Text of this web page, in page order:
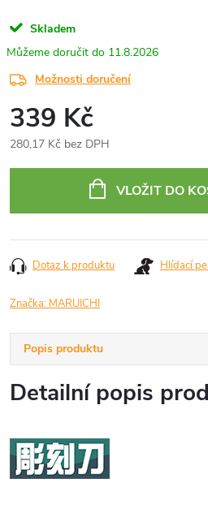
Skladem
11.8.2026
Možnosti doručení
339 Kč
280,17 Kč bez DPH
VLOŽIT DO
Dotaz k produktu Hlídací
Značka: MARUICHI
Popis produktu
Detailní popis